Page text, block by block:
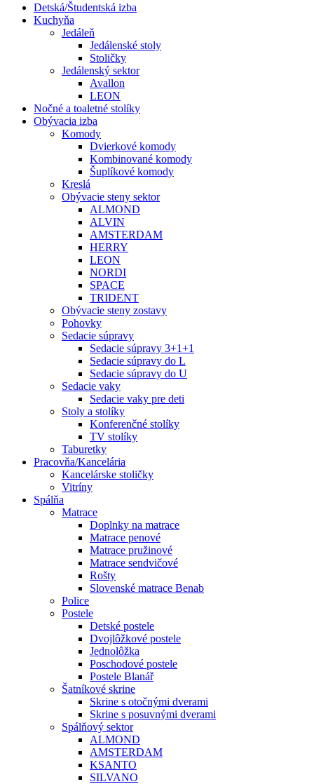
Detská/Študentská izba
Kuchyňa
Jedáleň
Jedálenské stoly
Stoličky
Jedálenský sektor
Avallon
LEON
Nočné a toaletné stolíky
Obývacia izba
Komody
Dvierkové komody
Kombinované komody
Šuplíkové komody
Kreslá
Obývacie steny sektor
ALMOND
ALVIN
AMSTERDAM
HERRY
LEON
NORDI
SPACE
TRIDENT
Obývacie steny zostavy
Pohovky
Sedacie súpravy
Sedacie súpravy 3+1+1
Sedacie súpravy do L
Sedacie súpravy do U
Sedacie vaky
Sedacie vaky pre deti
Stoly a stolíky
Konferenčné stolíky
TV stolíky
Taburetky
Pracovňa/Kancelária
Kancelárske stoličky
Vitríny
Spálňa
Matrace
Doplnky na matrace
Matrace penové
Matrace pružinové
Matrace sendvičové
Rošty
Slovenské matrace Benab
Police
Postele
Detské postele
Dvojlôžkové postele
Jednolôžka
Poschodové postele
Postele Blanář
Šatníkové skrine
Skrine s otočnými dverami
Skrine s posuvnými dverami
Spálňový sektor
ALMOND
AMSTERDAM
KSANTO
SILVANO